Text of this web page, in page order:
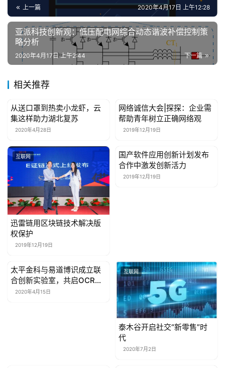
上一篇 2020年4月17日 上午12:28
亚派科技创新观：低压配电网综合动态谐波补偿控制策
略分析
下一篇
2020年4月17日 上午2:44
相关推荐
互联网
从送口罩到热卖小龙虾，云
集这样助力湖北复苏
2020年4月28日
互联网
网络诚信大会|探探：企业需
帮助青年树立正确网络观
2019年12月19日
互联网
迅雷链用区块链技术解决版
权保护
2019年12月19日
互联网
国产软件应用创新计划发布
合作中激发创新活力
2019年12月19日
互联网
太平金科与易道博识成立联
合创新实验室，共启OCR识
别课题研究
2020年4月15日
互联网
泰木谷开启社交“新零售”时
代
2020年7月2日